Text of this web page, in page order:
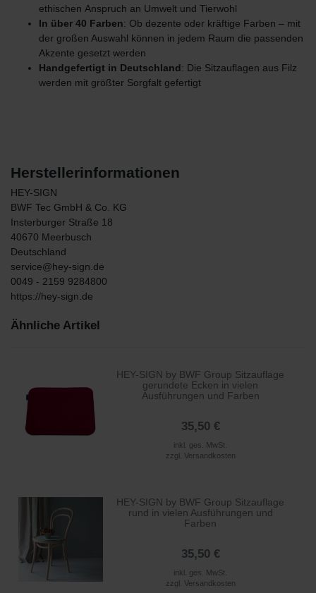
ethischen Anspruch an Umwelt und Tierwohl
In über 40 Farben: Ob dezente oder kräftige Farben – mit
der großen Auswahl können in jedem Raum die passenden
Akzente gesetzt werden
Handgefertigt in Deutschland: Die Sitzauflagen aus Filz
werden mit größter Sorgfalt gefertigt
Herstellerinformationen
HEY-SIGN
BWF Tec GmbH & Co. KG
Insterburger Straße 18
40670 Meerbusch
Deutschland
service@hey-sign.de
0049 - 2159 9284800
https://hey-sign.de
Ähnliche Artikel
HEY-SIGN by BWF Group Sitzauflage
gerundete Ecken in vielen
Ausführungen und Farben
35,50 €
inkl. ges. MwSt.
zzgl. Versandkosten
HEY-SIGN by BWF Group Sitzauflage
rund in vielen Ausführungen und
Farben
35,50 €
inkl. ges. MwSt.
zzgl. Versandkosten